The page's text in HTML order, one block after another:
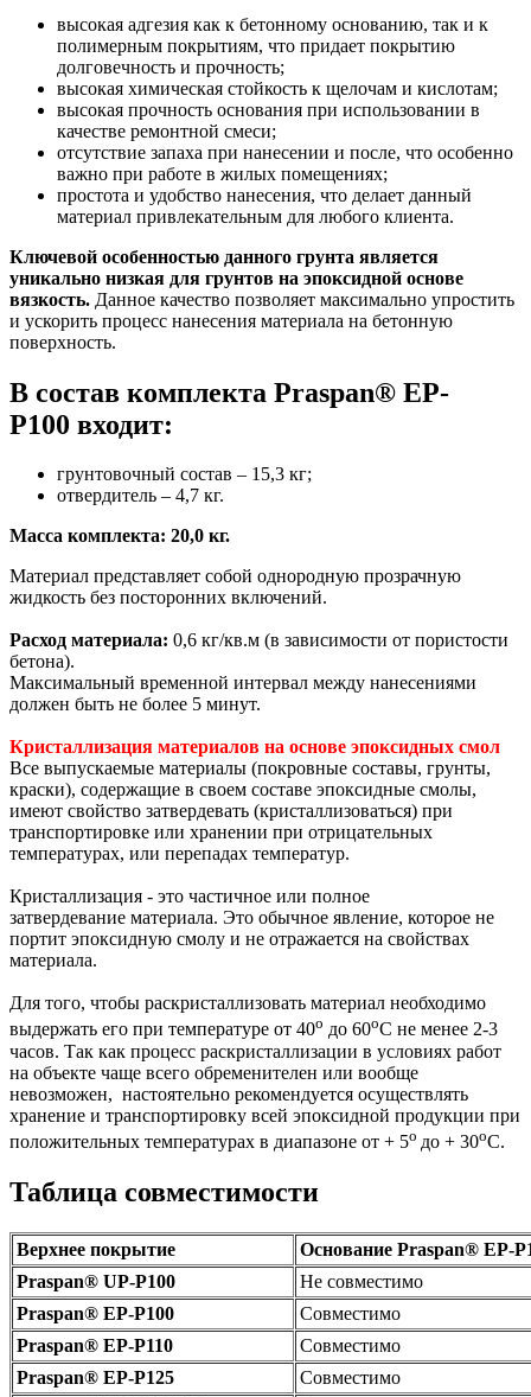
высокая адгезия как к бетонному основанию, так и к
полимерным покрытиям, что придает покрытию
долговечность и прочность;
высокая химическая стойкость к щелочам и кислотам;
высокая прочность основания при использовании в
качестве ремонтной смеси;
отсутствие запаха при нанесении и после, что особенно
важно при работе в жилых помещениях;
простота и удобство нанесения, что делает данный
материал привлекательным для любого клиента.
Ключевой особенностью данного грунта является
уникально низкая для грунтов на эпоксидной основе
вязкость. Данное качество позволяет максимально упростить
и ускорить процесс нанесения материала на бетонную
поверхность.
В состав комплекта Praspan® ЕP-
P100 входит:
грунтовочный состав – 15,3 кг;
отвердитель – 4,7 кг.
Масса комплекта: 20,0 кг.
Материал представляет собой однородную прозрачную
жидкость без посторонних включений.
Расход материала: 0,6 кг/кв.м (в зависимости от пористости
бетона).
Максимальный временной интервал между нанесениями
должен быть не более 5 минут.
Кристаллизация материалов на основе эпоксидных смол
Все выпускаемые материалы (покровные составы, грунты,
краски), содержащие в своем составе эпоксидные смолы,
имеют свойство затвердевать (кристаллизоваться) при
транспортировке или хранении при отрицательных
температурах, или перепадах температур.
Кристаллизация - это частичное или полное
затвердевание материала. Это обычное явление, которое не
портит эпоксидную смолу и не отражается на свойствах
материала.
Для того, чтобы раскристаллизовать материал необходимо
выдержать его при температуре от 40о до 60оС не менее 2-3
часов. Так как процесс раскристаллизации в условиях работ
на объекте чаще всего обременителен или вообще
невозможен, настоятельно рекомендуется осуществлять
хранение и транспортировку всей эпоксидной продукции при
положительных температурах в диапазоне от + 5о до + 30оС.
Таблица совместимости
Верхнее покрытие
Основание Praspan® ЕP-
Praspan® UP-P100
Не совместимо
Praspan® EP-P100
Cовместимо
Praspan® EP-P110
Cовместимо
Praspan® EP-P125
Cовместимо